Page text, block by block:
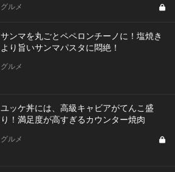
グルメ
サンマを丸ごとペペロンチーノに！塩焼き
より旨いサンマパスタに悶絶！
グルメ
ユッケ丼には、高級キャビアがてんこ盛
り！満足度が高すぎるカウンター焼肉
グルメ